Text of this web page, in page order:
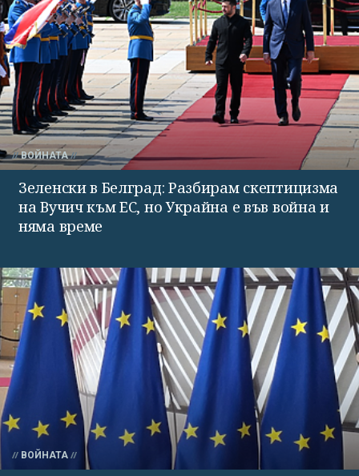
ВОЙНАТА
Зеленски в Белград: Разбирам скептицизма
на Вучич към ЕС, но Украйна е във война и
няма време
ВОЙНАТА